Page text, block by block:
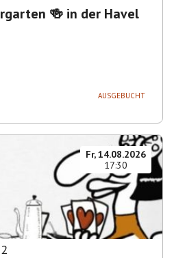
🍻 in der Havel
AUSGEBUCHT
Fr, 14.08.2026
17:30